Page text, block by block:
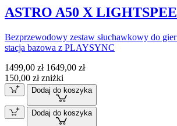
ASTRO A50 X
Bezprzewodowy zestaw słuchawkowy do
stacja bazowa z PLAYSYNC
1499,00 zł 1649,00 zł
150,00 zł zniżki
Dodaj do koszyka
Dodaj do koszyka